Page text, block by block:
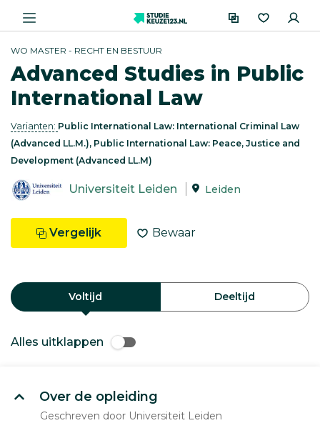
WO MASTER - RECHT EN BESTUUR
Advanced Studies in Public
International Law
Varianten: Public International Law: International Criminal Law
(Advanced LL.M.), Public International Law: Peace, Justice and
Development (Advanced LL.M)
Universiteit Leiden Leiden
Vergelijk Bewaar
Voltijd Deeltijd
Alles uitklappen
Over de opleiding
Geschreven door Universiteit Leiden